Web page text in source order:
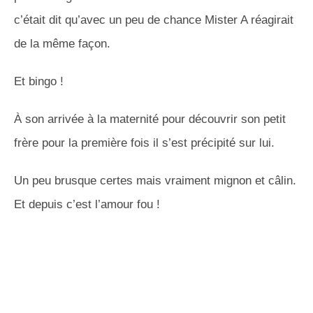
c’était dit qu’avec un peu de chance Mister A réagirait
de la même façon.
Et bingo !
À son arrivée à la maternité pour découvrir son petit
frère pour la première fois il s’est précipité sur lui.
Un peu brusque certes mais vraiment mignon et câlin.
Et depuis c’est l’amour fou !